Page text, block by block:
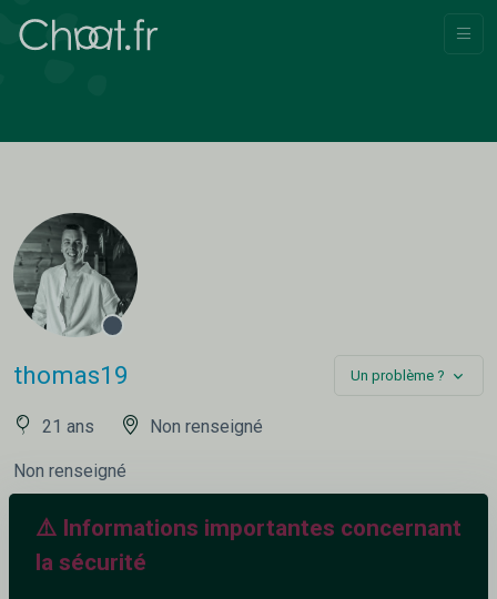
⚠️ Informations importantes concernant
la sécurité
thomas19 Un problème ?
21 ans Non renseigné
Non renseigné
253+